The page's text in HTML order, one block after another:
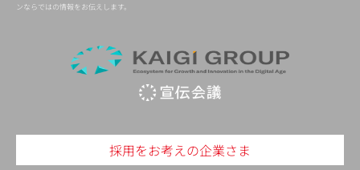
ンならではの情報をお伝えします。
採用をお考えの企業さま